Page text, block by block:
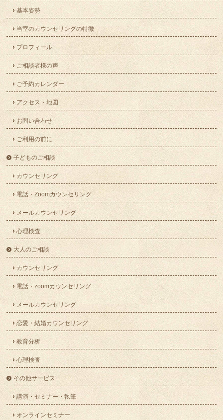
基本姿勢
当室のカウンセリングの特徴
プロフィール
ご相談者様の声
ご予約カレンダー
アクセス・地図
お問い合わせ
ご利用の前に
子どものご相談
カウンセリング
電話・Zoomカウンセリング
メールカウンセリング
心理検査
大人のご相談
カウンセリング
電話・zoomカウンセリング
メールカウンセリング
恋愛・結婚カウンセリング
教育分析
心理検査
その他サービス
講演・セミナー・執筆
オンラインセミナー